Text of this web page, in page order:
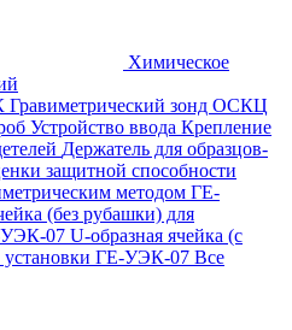
Химическое
Гравиметрический зонд ОСКЦ
Устройство ввода Крепление
Держатель для образцов-
защитной способности
методом ГЕ-
(без рубашки) для
УЭК-07 U-образная ячейка (с
установки ГЕ-УЭК-07 Все